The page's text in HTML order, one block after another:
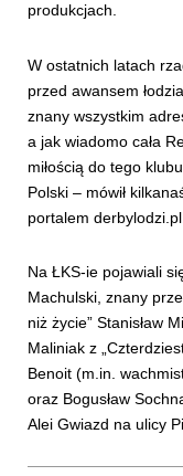
produkcjach.
W ostatnich latach
przed awansem
znany wszystkim
a jak wiadomo cała
miłością do tego
Polski – mówił
portalem derbylodzi.pl.
Na ŁKS-ie pojawiali
Machulski, znany
niż życie” Stanisław
Maliniak z
Benoit (m.in.
oraz Bogusław
Alei Gwiazd na ulicy